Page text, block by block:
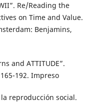
Re/Reading the
on Time and Value.
Benjamins,
and ATTITUDE”.
192. Impreso
reproducción social.